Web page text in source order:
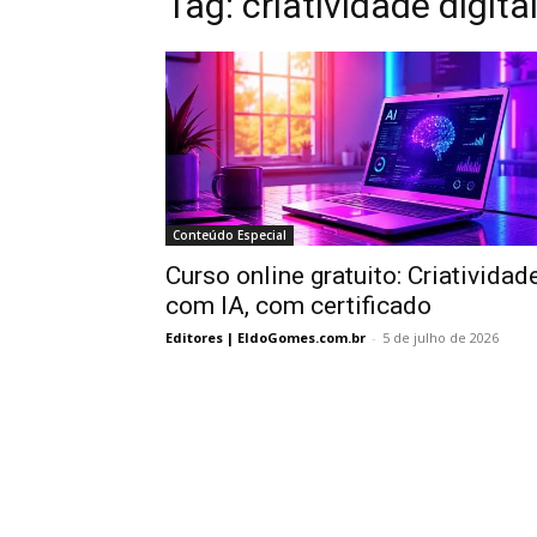
Conteúdo Especial
Curso online gratuito:
com IA, com certificado
Editores | EldoGomes.com.br - 5 de julho de 2026